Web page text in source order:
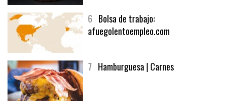
6 Bolsa de trabajo:
afuegolentoempleo.com
7 Hamburguesa | Carnes